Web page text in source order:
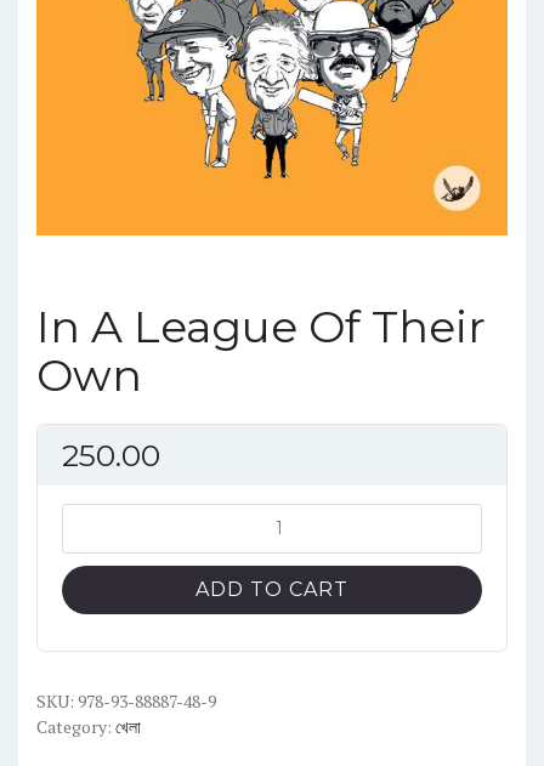
In A League Of Their
Own
250.00
A
League
Of
quantity
ADD TO CART
SKU: 978-93-88887-48-9
Category: খেলা